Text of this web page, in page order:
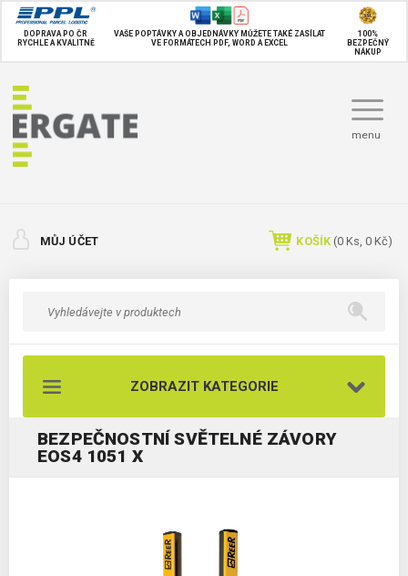
DOPRAVA PO ČR
RYCHLE A KVALITNĚ
VAŠE POPTÁVKY A OBJEDNÁVKY MŮŽETE TAKÉ ZASÍLAT
VE FORMÁTECH PDF, WORD A EXCEL
100%
BEZPEČNÝ
NÁKUP
menu
MŮJ ÚČET KOŠÍK (0 Ks, 0 Kč)
ZOBRAZIT KATEGORIE
BEZPEČNOSTNÍ SVĚTELNÉ ZÁVORY
EOS4 1051 X